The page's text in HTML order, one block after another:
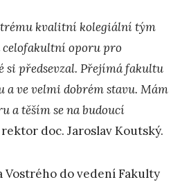
kvalitní kolegiální tým
oporu pro
si předsevzal. Přejímá fakultu
a ve velmi dobrém stavu. Mám
a těším se na budoucí
rektor doc. Jaroslav Koutský.
Vostrého do vedení Fakulty